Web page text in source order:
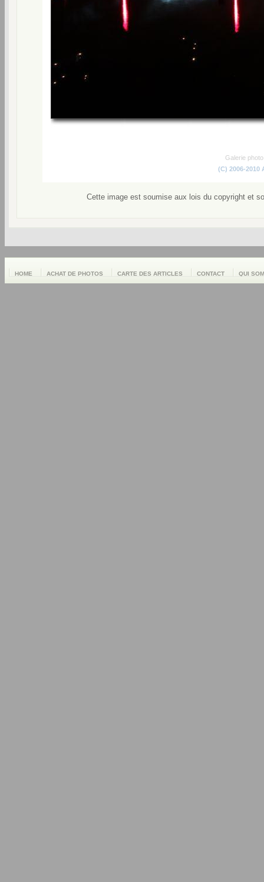
Galerie
(C) 2006-2010
Cette image est soumise aux lois du copyright et
HOME ACHAT DE PHOTOS CARTE DES ARTICLES CONTACT QUI